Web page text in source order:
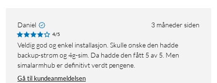
Daniel 3 måneder siden
4/5
Veldig god og enkel installasjon. Skulle ønske den hadde
backup-strøm og 4g-sim. Da hadde den fått 5 av 5. Men
simalarmhub er definitivt verdt pengene.
Gå til kundeanmeldelsen